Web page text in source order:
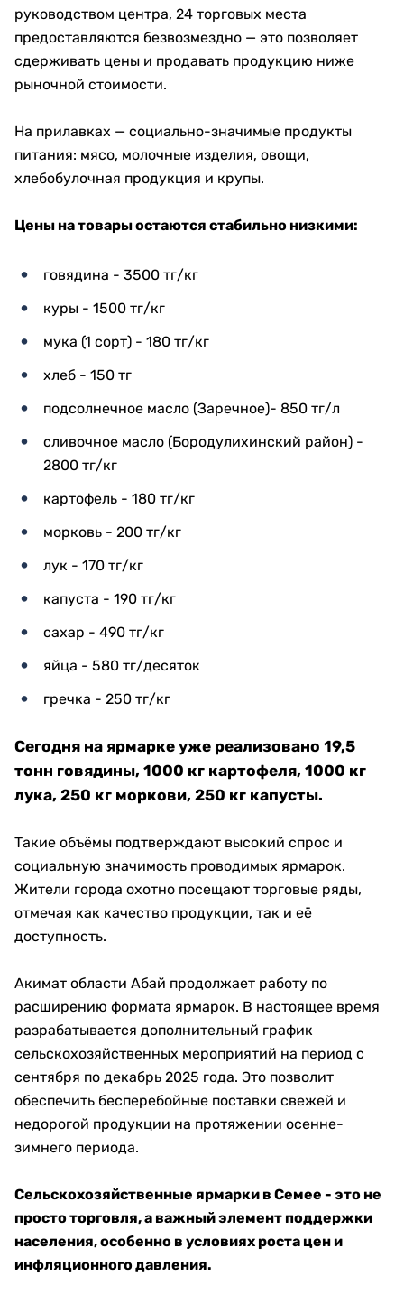
руководством центра, 24 торговых места
предоставляются безвозмездно — это позволяет
сдерживать цены и продавать продукцию ниже
рыночной стоимости.
На прилавках — социально-значимые продукты
питания: мясо, молочные изделия, овощи,
хлебобулочная продукция и крупы.
Цены на товары остаются стабильно низкими:
говядина - 3500 тг/кг
куры - 1500 тг/кг
мука (1 сорт) - 180 тг/кг
хлеб - 150 тг
подсолнечное масло (Заречное)- 850 тг/л
сливочное масло (Бородулихинский район) -
2800 тг/кг
картофель - 180 тг/кг
морковь - 200 тг/кг
лук - 170 тг/кг
капуста - 190 тг/кг
сахар - 490 тг/кг
яйца - 580 тг/десяток
гречка - 250 тг/кг
Сегодня на ярмарке уже реализовано 19,5
тонн говядины, 1000 кг картофеля, 1000 кг
лука, 250 кг моркови, 250 кг капусты.
Такие объёмы подтверждают высокий спрос и
социальную значимость проводимых ярмарок.
Жители города охотно посещают торговые ряды,
отмечая как качество продукции, так и её
доступность.
Акимат области Абай продолжает работу по
расширению формата ярмарок. В настоящее время
разрабатывается дополнительный график
сельскохозяйственных мероприятий на период с
сентября по декабрь 2025 года. Это позволит
обеспечить бесперебойные поставки свежей и
недорогой продукции на протяжении осенне-
зимнего периода.
Сельскохозяйственные ярмарки в Семее - это не
просто торговля, а важный элемент поддержки
населения, особенно в условиях роста цен и
инфляционного давления.